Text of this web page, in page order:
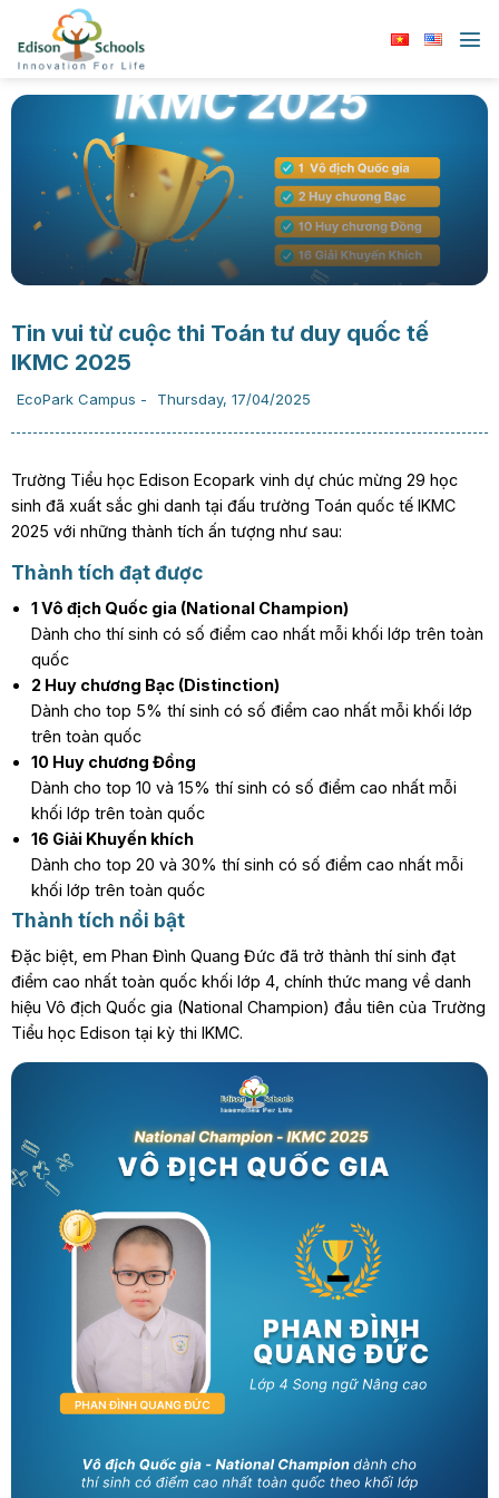
nội
Tin vui từ cuộc thi Toán tư duy quốc tế
IKMC 2025
EcoPark Campus - Thursday, 17/04/2025
Trường Tiểu học Edison Ecopark vinh dự chúc mừng 29 học
sinh đã xuất sắc ghi danh tại đấu trường Toán quốc tế IKMC
2025 với những thành tích ấn tượng như sau:
Thành tích đạt được
1 Vô địch Quốc gia (National Champion)
Dành cho thí sinh có số điểm cao nhất mỗi khối lớp trên toàn
quốc
2 Huy chương Bạc (Distinction)
Dành cho top 5% thí sinh có số điểm cao nhất mỗi khối lớp
trên toàn quốc
10 Huy chương Đồng
Dành cho top 10 và 15% thí sinh có số điểm cao nhất mỗi
khối lớp trên toàn quốc
16 Giải Khuyến khích
Dành cho top 20 và 30% thí sinh có số điểm cao nhất mỗi
khối lớp trên toàn quốc
Thành tích nổi bật
Đặc biệt, em Phan Đình Quang Đức đã trở thành thí sinh đạt
điểm cao nhất toàn quốc khối lớp 4, chính thức mang về danh
hiệu Vô địch Quốc gia (National Champion) đầu tiên của Trường
Tiểu học Edison tại kỳ thi IKMC.